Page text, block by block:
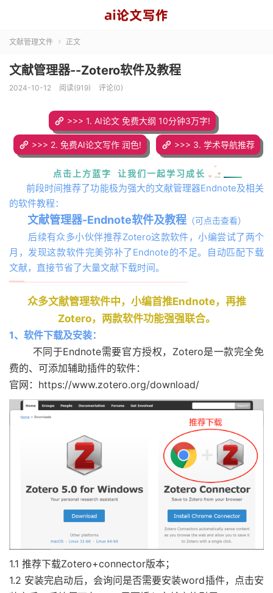
文献管理文件  正文
文献管理器--Zotero软件及教程
2024-10-12 阅读(919) 评论(0)
>>> 1. AI论文 免费大纲 10分钟3万字!
>>> 2. 免费AI论文写作 润色! >>> 3. 学术导航推荐
点击上方蓝字 让我们一起学习成长
前段时间推荐了功能极为强大的文献管理器Endnote及相关
的软件教程：
文献管理器-Endnote软件及教程（可点击查看）
后续有众多小伙伴推荐Zotero这款软件，小编尝试了两个
月，发现这款软件完美弥补了Endnote的不足。自动匹配下载
文献，直接节省了大量文献下载时间。
众多文献管理软件中，小编首推Endnote，再推
Zotero，两款软件功能强强联合。
1、软件下载及安装：
不同于Endnote需要官方授权，Zotero是一款完全免
费的、可添加辅助插件的软件：
官网：https://www.zotero.org/download/
1.1 推荐下载Zotero+connector版本；
1.2 安装完启动后，会询问是否需要安装word插件，点击安